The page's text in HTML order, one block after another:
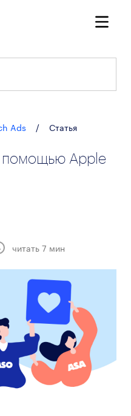
Ads / Статья
помощью Apple
читать7 мин